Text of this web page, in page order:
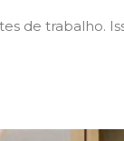
de trabalho.